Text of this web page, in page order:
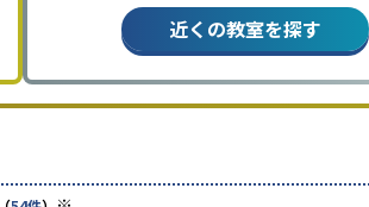
近くの教室を探す